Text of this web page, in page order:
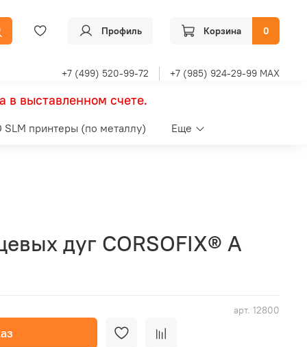
Профиль Корзина 0
+7 (499) 520-99-72 +7 (985) 924-29-99 MAX
в выставленном счете.
SLM принтеры (по металлу) Еще
арт. 12800
дуг CORSOFIX® A